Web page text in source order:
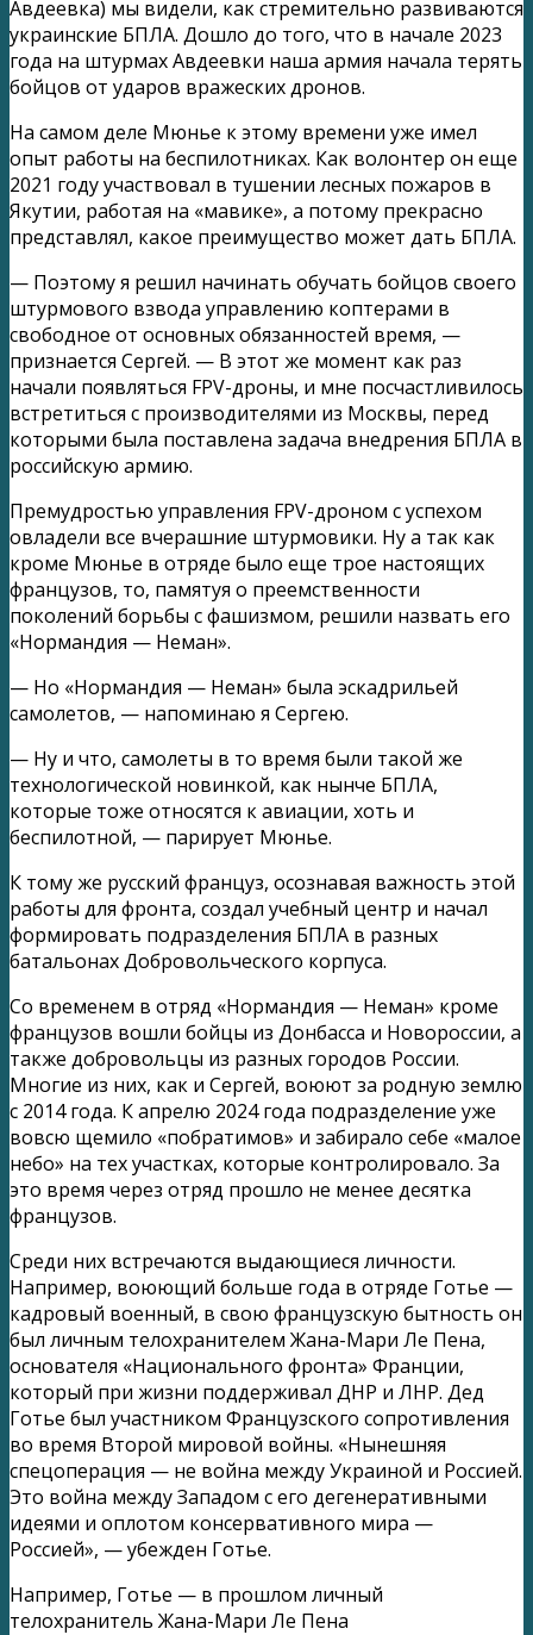
Авдеевка) мы видели, как стремительно развиваются
украинские БПЛА. Дошло до того, что в начале 2023
года на штурмах Авдеевки наша армия начала терять
бойцов от ударов вражеских дронов.
На самом деле Мюнье к этому времени уже имел
опыт работы на беспилотниках. Как волонтер он еще
2021 году участвовал в тушении лесных пожаров в
Якутии, работая на «мавике», а потому прекрасно
представлял, какое преимущество может дать БПЛА.
— Поэтому я решил начинать обучать бойцов своего
штурмового взвода управлению коптерами в
свободное от основных обязанностей время, —
признается Сергей. — В этот же момент как раз
начали появляться FPV-дроны, и мне посчастливилось
встретиться с производителями из Москвы, перед
которыми была поставлена задача внедрения БПЛА в
российскую армию.
Премудростью управления FPV-дроном с успехом
овладели все вчерашние штурмовики. Ну а так как
кроме Мюнье в отряде было еще трое настоящих
французов, то, памятуя о преемственности
поколений борьбы с фашизмом, решили назвать его
«Нормандия — Неман».
— Но «Нормандия — Неман» была эскадрильей
самолетов, — напоминаю я Сергею.
— Ну и что, самолеты в то время были такой же
технологической новинкой, как нынче БПЛА,
которые тоже относятся к авиации, хоть и
беспилотной, — парирует Мюнье.
К тому же русский француз, осознавая важность этой
работы для фронта, создал учебный центр и начал
формировать подразделения БПЛА в разных
батальонах Добровольческого корпуса.
Со временем в отряд «Нормандия — Неман» кроме
французов вошли бойцы из Донбасса и Новороссии, а
также добровольцы из разных городов России.
Многие из них, как и Сергей, воюют за родную землю
с 2014 года. К апрелю 2024 года подразделение уже
вовсю щемило «побратимов» и забирало себе «малое
небо» на тех участках, которые контролировало. За
это время через отряд прошло не менее десятка
французов.
Среди них встречаются выдающиеся личности.
Например, воюющий больше года в отряде Готье —
кадровый военный, в свою французскую бытность он
был личным телохранителем Жана-Мари Ле Пена,
основателя «Национального фронта» Франции,
который при жизни поддерживал ДНР и ЛНР. Дед
Готье был участником Французского сопротивления
во время Второй мировой войны. «Нынешняя
спецоперация — не война между Украиной и Россией.
Это война между Западом с его дегенеративными
идеями и оплотом консервативного мира —
Россией», — убежден Готье.
Например, Готье — в прошлом личный
телохранитель Жана-Мари Ле Пена